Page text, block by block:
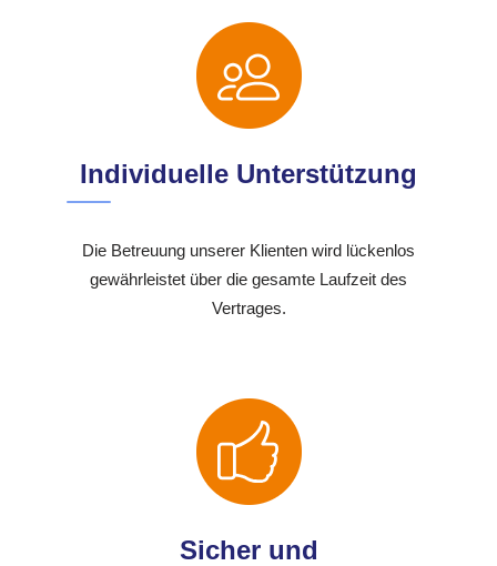
Individuelle Unterstützung
Die Betreuung unserer Klienten wird lückenlos
gewährleistet über die gesamte Laufzeit des
Vertrages.
Sicher und